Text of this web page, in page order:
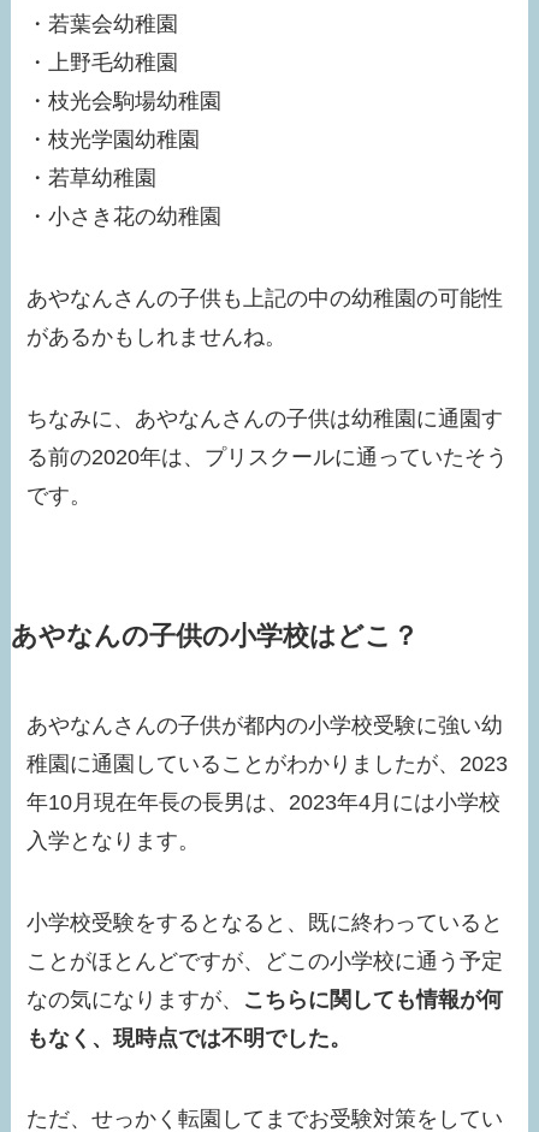
・若葉会幼稚園
・上野毛幼稚園
・枝光会駒場幼稚園
・枝光学園幼稚園
・若草幼稚園
・小さき花の幼稚園
あやなんさんの子供も上記の中の幼稚園の可能性
があるかもしれませんね。
ちなみに、あやなんさんの子供は幼稚園に通園す
る前の2020年は、プリスクールに通っていたそう
です。
あやなんの子供の小学校はどこ？
あやなんさんの子供が都内の小学校受験に強い幼
稚園に通園していることがわかりましたが、2023
年10月現在年長の長男は、2023年4月には小学校
入学となります。
小学校受験をするとなると、既に終わっていると
ことがほとんどですが、どこの小学校に通う予定
なの気になりますが、 こちらに関しても情報が何
もなく、現時点では不明でした。
ただ、せっかく転園してまでお受験対策をしてい